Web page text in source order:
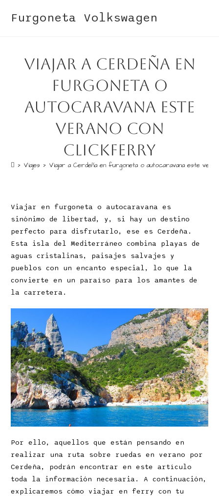
Furgoneta Volkswagen
Viajar a Cerdeña en
furgoneta o
autocaravana este
verano con
Clickferry
> Viajes > Viajar a Cerdeña en furgoneta o autocaravana este
Viajar en furgoneta o autocaravana es
sinónimo de libertad, y, si hay un destino
perfecto para disfrutarlo, ese es Cerdeña.
Esta isla del Mediterráneo combina playas de
aguas cristalinas, paisajes salvajes y
pueblos con un encanto especial, lo que la
convierte en un paraíso para los amantes de
la carretera.
Por ello, aquellos que están pensando en
realizar una ruta sobre ruedas en verano por
Cerdeña, podrán encontrar en este artículo
toda la información necesaria. A continuación,
explicaremos cómo viajar en ferry con tu